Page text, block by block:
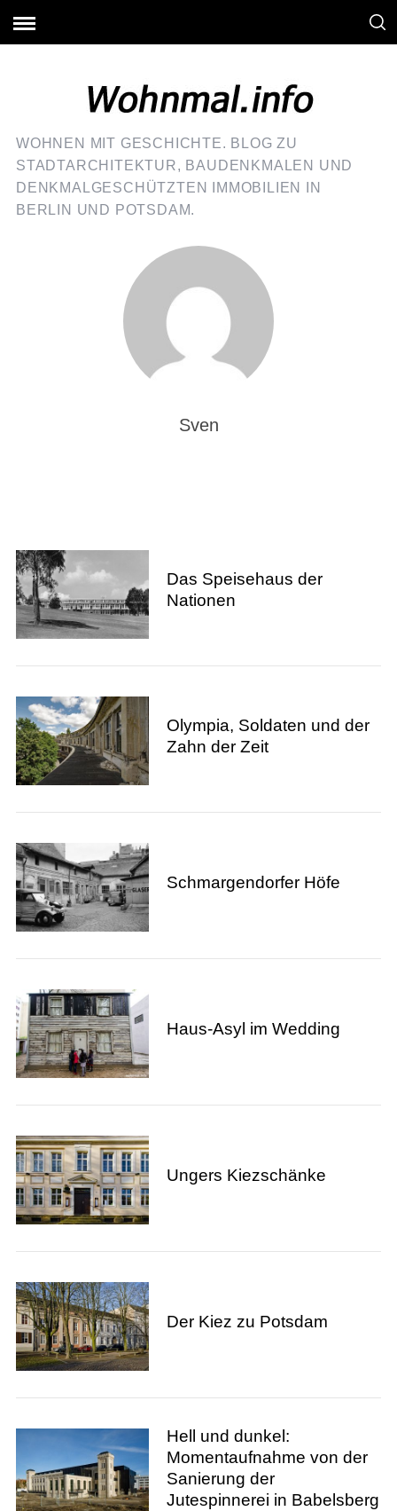
WOHNEN MIT GESCHICHTE. BLOG ZU
STADTARCHITEKTUR, BAUDENKMALEN UND
DENKMALGESCHÜTZTEN IMMOBILIEN IN
BERLIN UND POTSDAM.
Sven
Das Speisehaus der
Nationen
Olympia, Soldaten und der
Zahn der Zeit
Schmargendorfer Höfe
Haus-Asyl im Wedding
Ungers Kiezschänke
Der Kiez zu Potsdam
Hell und dunkel:
Momentaufnahme von der
Sanierung der
Jutespinnerei in Babelsberg